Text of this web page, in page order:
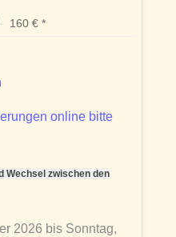
160 € *
online bitte
Wechsel zwischen den
2026 bis Sonntag,